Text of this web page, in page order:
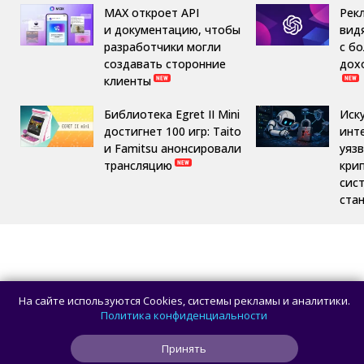
MAX откроет API
и документацию, чтобы
разработчики могли
создавать сторонние
клиенты
Библиотека Egret II Mini
достигнет 100 игр: Taito
и Famitsu анонсировали
трансляцию
с
На сайте используются Cookies, системы рекламы и аналитики.
Политика конфиденциальности
Принять